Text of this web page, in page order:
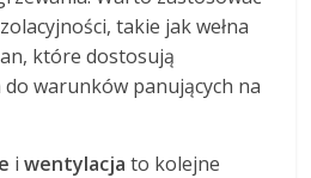
takie jak wełna
które dostosują
warunków panujących na
iwentylacja to kolejne